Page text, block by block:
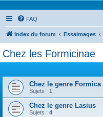
FAQ
Index du forum Essaimages
Chez les Formicinae
Chez le genre Formica
Sujets : 1
Chez le genre Lasius
Sujets : 4